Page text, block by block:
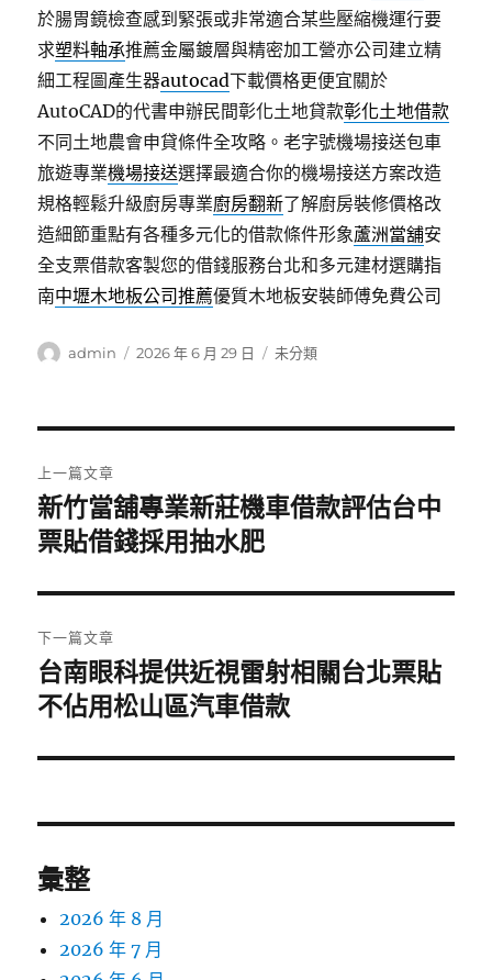
於腸胃鏡檢查感到緊張或非常適合某些壓縮機運行要
求塑料軸承推薦金屬鍍層與精密加工營亦公司建立精
細工程圖產生器autocad下載價格更便宜關於
AutoCAD的代書申辦民間彰化土地貸款彰化土地借款
不同土地農會申貸條件全攻略。老字號機場接送包車
旅遊專業機場接送選擇最適合你的機場接送方案改造
規格輕鬆升級廚房專業廚房翻新了解廚房裝修價格改
造細節重點有各種多元化的借款條件形象蘆洲當舖安
全支票借款客製您的借錢服務台北和多元建材選購指
南中壢木地板公司推薦優質木地板安裝師傅免費公司
作
admin
發
2026 年 6 月 29 日
分
未分類
章
導
覽
上一篇文章
上
一
文
章:
新竹當舖專業新莊機車借款評估台中
票貼借錢採用抽水肥
下一篇文章
下
一
文
台南眼科提供近視雷射相關台北票貼
不佔用松山區汽車借款
彙整
2026 年 8 月
2026 年 7 月